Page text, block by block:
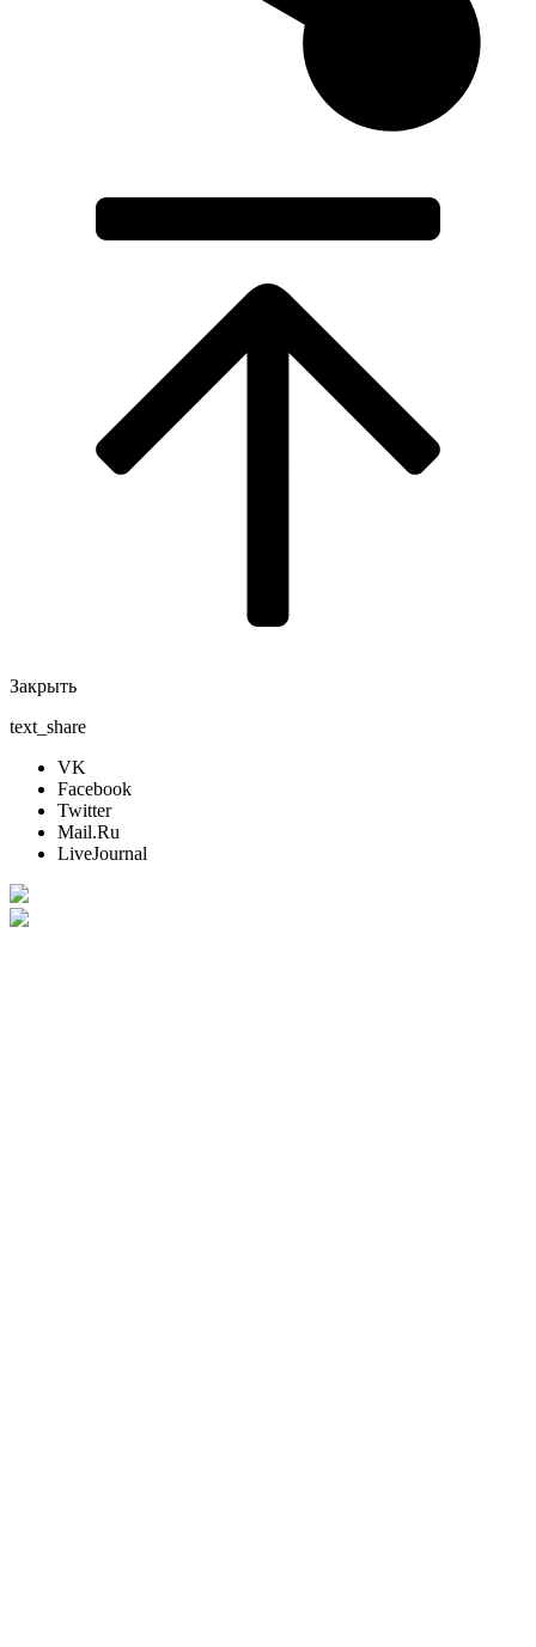
Закрыть
text_share
VK
Facebook
Twitter
Mail.Ru
LiveJournal